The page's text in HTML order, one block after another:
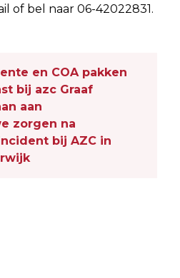
of bel naar 06-42022831.
en COA pakken
bij azc Graaf
aan
zorgen na
bij AZC in